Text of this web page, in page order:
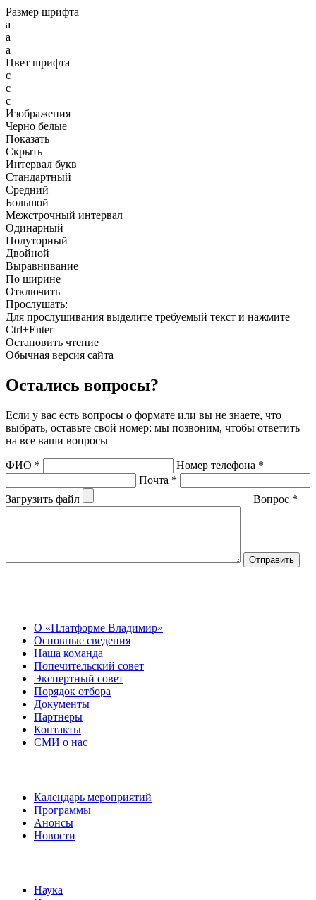
Размер шрифта
a
a
a
Цвет шрифта
c
c
c
Изображения
Черно белые
Показать
Скрыть
Интервал букв
Стандартный
Средний
Большой
Межстрочный интервал
Одинарный
Полуторный
Двойной
Выравнивание
По ширине
Отключить
Прослушать:
Для прослушивания выделите требуемый текст и нажмите
Ctrl+Enter
Остановить чтение
Обычная версия сайта
Остались вопросы?
Если у вас есть вопросы о формате или вы не знаете, что
выбрать, оставьте свой номер: мы позвоним, чтобы ответить
на все ваши вопросы
ФИО * Номер телефона *
Почта *
Загрузить файл
Вопрос *
О «Платформе Владимир»
Основные сведения
Наша команда
Попечительский совет
Экспертный совет
Порядок отбора
Документы
Партнеры
Контакты
СМИ о нас
Календарь мероприятий
Программы
Анонсы
Новости
Наука